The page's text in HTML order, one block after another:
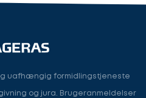
uafhængig formidlingstjeneste
og jura. Brugeranmeldelser